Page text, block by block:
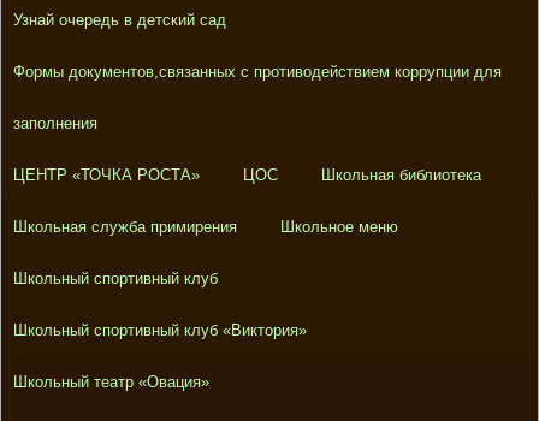
Узнай очередь в детский сад
Формы документов,связанных с противодействием коррупции для
заполнения
ЦЕНТР «ТОЧКА РОСТА» ЦОС Школьная библиотека
Школьная служба примирения Школьное меню
Школьный спортивный клуб
Школьный спортивный клуб «Виктория»
Школьный театр «Овация»